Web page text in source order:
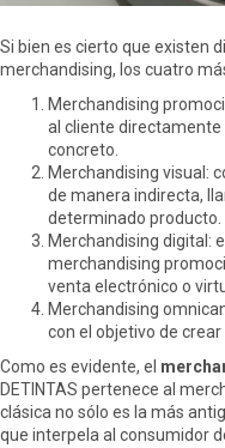
Si bien es cierto que existen
merchandising, los cuatro
Merchandising
al cliente directamente
concreto.
Merchandising visual:
de manera indirecta,
determinado producto.
Merchandising digital:
merchandising
venta electrónico o
Merchandising
con el objetivo de
Como es evidente, el
DETINTAS pertenece al
clásica no sólo es la más
que interpela al consumidor